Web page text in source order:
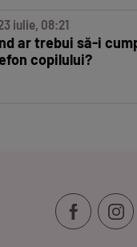
iulie, 08:21
ar trebui să-i
copilului?